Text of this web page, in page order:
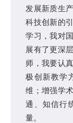
发展新质生
科技创新的
学习，我对
展有了更深
师，我要认
极创新教学
维；增强学
通、知信行
量。